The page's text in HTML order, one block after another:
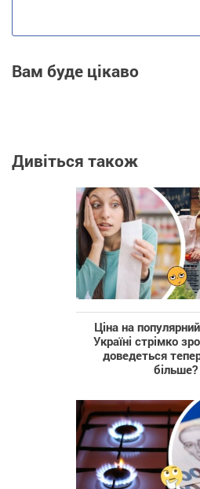
Вам буде цікаво
Дивіться також
Ціна на
Україні стрімко
доведеться
більше?